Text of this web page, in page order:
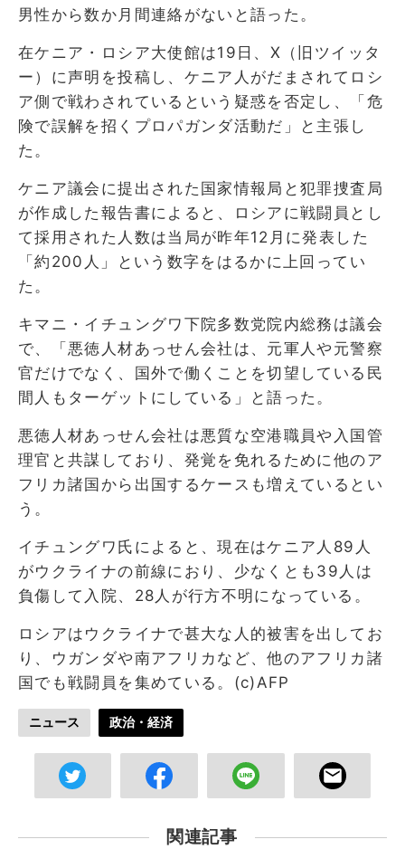
男性から数か月間連絡がないと語った。
在ケニア・ロシア大使館は19日、X（旧ツイッタ
ー）に声明を投稿し、ケニア人がだまされてロシ
ア側で戦わされているという疑惑を否定し、「危
険で誤解を招くプロパガンダ活動だ」と主張し
た。
ケニア議会に提出された国家情報局と犯罪捜査局
が作成した報告書によると、ロシアに戦闘員とし
て採用された人数は当局が昨年12月に発表した
「約200人」という数字をはるかに上回ってい
た。
キマニ・イチュングワ下院多数党院内総務は議会
で、「悪徳人材あっせん会社は、元軍人や元警察
官だけでなく、国外で働くことを切望している民
間人もターゲットにしている」と語った。
悪徳人材あっせん会社は悪質な空港職員や入国管
理官と共謀しており、発覚を免れるために他のア
フリカ諸国から出国するケースも増えているとい
う。
イチュングワ氏によると、現在はケニア人89人
がウクライナの前線におり、少なくとも39人は
負傷して入院、28人が行方不明になっている。
ロシアはウクライナで甚大な人的被害を出してお
り、ウガンダや南アフリカなど、他のアフリカ諸
国でも戦闘員を集めている。(c)AFP
ニュース 政治・経済
関連記事